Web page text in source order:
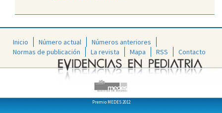
Inicio Número actual
Números anteriores
Normas de publicación
La revista Mapa RSS Contacto
Premio MEDES 2012